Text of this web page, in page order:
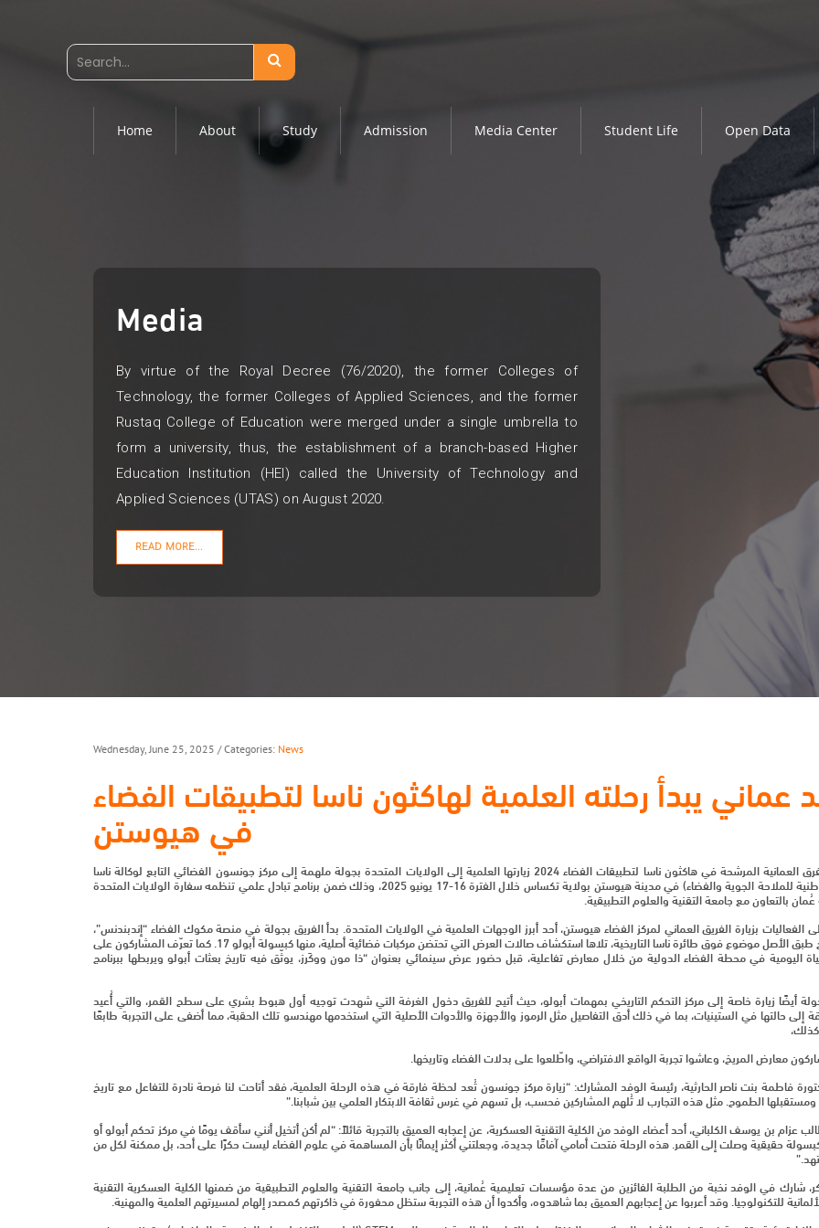
Home About Study Admission Media Center Student Life Open Data
Media
By virtue of the Royal Decree (76/2020), the former Colleges of
Technology, the former Colleges of Applied Sciences, and the former
Rustaq College of Education were merged under a single umbrella to
form a university, thus, the establishment of a branch-based Higher
Education Institution (HEI) called the University of Technology and
Applied Sciences (UTAS) on August 2020.
READ MORE...
Wednesday, June 25, 2025 / Categories: News
عماني يبدأ رحلته العلمية لهاكثون ناسا لتطبيقات الفضاء
في هيوستن
استهلّت الفرق العمانية المرشحة في هاكثون ناسا لتطبيقات الفضاء 2024 زيارتها العلمية إلى الولايات المتحدة بجولة ملهمة إلى مركز جونسون الفضائي التابع لوكالة ناسا
(الإدارة الوطنية للملاحة الجوية والفضاء) في مدينة هيوستن بولاية تكساس خلال الفترة 16-17 يونيو 2025، وذلك ضمن برنامج تبادل علمي تنظمه سفارة الولايات المتحدة
بالتعاون مع جامعة التقنية والعلوم التطبيقية.
الفعاليات بزيارة الفريق العماني لمركز الفضاء هيوستن، أحد أبرز الوجهات العلمية في الولايات المتحدة. بدأ الفريق بجولة في منصة مكوك الفضاء “إندبندنس”،
وهو نموذج طبق الأصل موضوع فوق طائرة ناسا التاريخية، تلاها استكشاف صالات العرض التي تحتضن مركبات فضائية أصلية، منها كبسولة أبولو 17. كما تعرّف المشاركون على
اليومية في محطة الفضاء الدولية من خلال معارض تفاعلية، قبل حضور عرض سينمائي بعنوان “ذا مون ووكَرز، يوثّق فيه تاريخ بعثات أبولو ويربطها ببرنامج
أيضًا زيارة خاصة إلى مركز التحكم التاريخي بمهمات أبولو، حيث أتيح للفريق دخول الغرفة التي شهدت توجيه أول هبوط بشري على سطح القمر، والتي أُعيد
إلى حالتها في الستينيات، بما في ذلك أدق التفاصيل مثل الرموز والأجهزة والأدوات الأصلية التي استخدمها مهندسو تلك الحقبة، مما أضفى على التجربة طابعًا
معارض المريخ، وعاشوا تجربة الواقع الافتراضي، واطّلعوا على بدلات الفضاء وتاريخها.
فاطمة بنت ناصر الحارثية، رئيسة الوفد المشارك: “زيارة مركز جونسون تُعد لحظة فارقة في هذه الرحلة العلمية، فقد أتاحت لنا فرصة نادرة للتفاعل مع تاريخ
ومستقبلها الطموح. مثل هذه التجارب لا تُلهم المشاركين فحسب، بل تسهم في غرس ثقافة الابتكار العلمي بين شبابنا.”
عزام بن يوسف الكلباني، أحد أعضاء الوفد من الكلية التقنية العسكرية، عن إعجابه العميق بالتجربة قائلاً: “لم أكن أتخيل أنني سأقف يومًا في مركز تحكم أبولو أو
حقيقية وصلت إلى القمر. هذه الرحلة فتحت أمامي آفاقًا جديدة، وجعلتني أكثر إيمانًا بأن المساهمة في علوم الفضاء ليست حكرًا على أحد، بل ممكنة لكل من
شارك في الوفد نخبة من الطلبة الفائزين من عدة مؤسسات تعليمية عُمانية، إلى جانب جامعة التقنية والعلوم التطبيقية من ضمنها الكلية العسكرية التقنية
للتكنولوجيا. وقد أعربوا عن إعجابهم العميق بما شاهدوه، وأكدوا أن هذه التجربة ستظل محفورة في ذاكرتهم كمصدر إلهام لمسيرتهم العلمية والمهنية.